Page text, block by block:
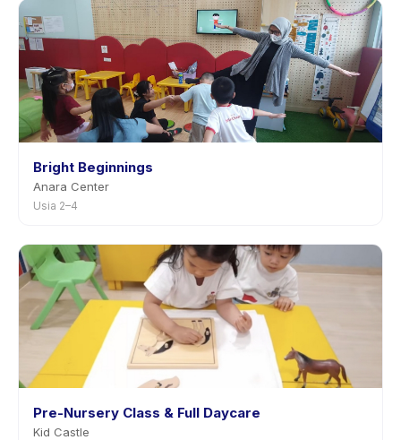
pemberitahuan sebelumnya.
Bright Beginnings
Anara Center
Usia 2–4
Pre-Nursery Class & Full Daycare
Kid Castle